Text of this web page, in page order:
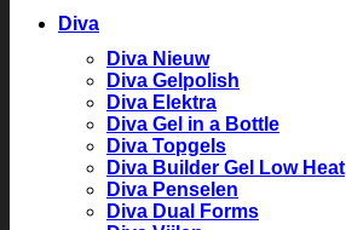
Diva
Diva Nieuw
Diva Gelpolish
Diva Elektra
Diva Gel in a Bottle
Diva Topgels
Diva Builder Gel Low Heat
Diva Penselen
Diva Dual Forms